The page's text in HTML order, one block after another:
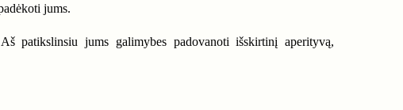
jums.
patikslinsiu jums galimybes padovanoti išskirtinį aperityvą,